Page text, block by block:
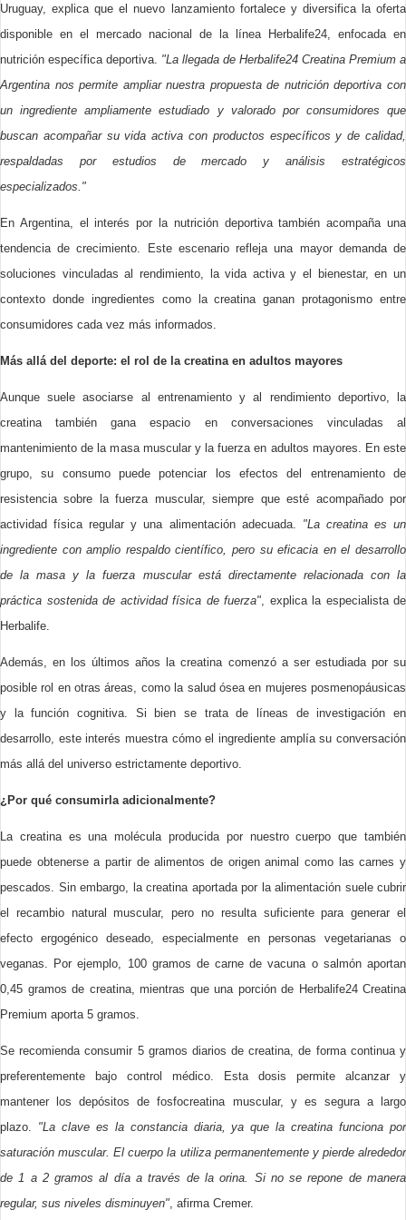
Uruguay, explica que el nuevo lanzamiento fortalece y diversifica la oferta
disponible en el mercado nacional de la línea Herbalife24, enfocada en
nutrición específica deportiva. "La llegada de Herbalife24 Creatina Premium a
Argentina nos permite ampliar nuestra propuesta de nutrición deportiva con
un ingrediente ampliamente estudiado y valorado por consumidores que
buscan acompañar su vida activa con productos específicos y de calidad,
respaldadas por estudios de mercado y análisis estratégicos
especializados."
En Argentina, el interés por la nutrición deportiva también acompaña una
tendencia de crecimiento. Este escenario refleja una mayor demanda de
soluciones vinculadas al rendimiento, la vida activa y el bienestar, en un
contexto donde ingredientes como la creatina ganan protagonismo entre
consumidores cada vez más informados.
Más allá del deporte: el rol de la creatina en adultos mayores
Aunque suele asociarse al entrenamiento y al rendimiento deportivo, la
creatina también gana espacio en conversaciones vinculadas al
mantenimiento de la masa muscular y la fuerza en adultos mayores. En este
grupo, su consumo puede potenciar los efectos del entrenamiento de
resistencia sobre la fuerza muscular, siempre que esté acompañado por
actividad física regular y una alimentación adecuada. "La creatina es un
ingrediente con amplio respaldo científico, pero su eficacia en el desarrollo
de la masa y la fuerza muscular está directamente relacionada con la
práctica sostenida de actividad física de fuerza", explica la especialista de
Herbalife.
Además, en los últimos años la creatina comenzó a ser estudiada por su
posible rol en otras áreas, como la salud ósea en mujeres posmenopáusicas
y la función cognitiva. Si bien se trata de líneas de investigación en
desarrollo, este interés muestra cómo el ingrediente amplía su conversación
más allá del universo estrictamente deportivo.
¿Por qué consumirla adicionalmente?
La creatina es una molécula producida por nuestro cuerpo que también
puede obtenerse a partir de alimentos de origen animal como las carnes y
pescados. Sin embargo, la creatina aportada por la alimentación suele cubrir
el recambio natural muscular, pero no resulta suficiente para generar el
efecto ergogénico deseado, especialmente en personas vegetarianas o
veganas. Por ejemplo, 100 gramos de carne de vacuna o salmón aportan
0,45 gramos de creatina, mientras que una porción de Herbalife24 Creatina
Premium aporta 5 gramos.
Se recomienda consumir 5 gramos diarios de creatina, de forma continua y
preferentemente bajo control médico. Esta dosis permite alcanzar y
mantener los depósitos de fosfocreatina muscular, y es segura a largo
plazo. "La clave es la constancia diaria, ya que la creatina funciona por
saturación muscular. El cuerpo la utiliza permanentemente y pierde alrededor
de 1 a 2 gramos al día a través de la orina. Si no se repone de manera
regular, sus niveles disminuyen", afirma Cremer.